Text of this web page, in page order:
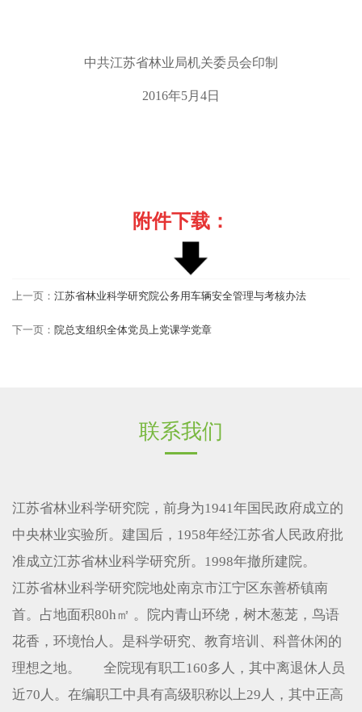
中共江苏省林业局机关委员会印制
2016年5月 4日
附件下载：
上一页： 江苏省林业科学研究院公务用车辆安全管理与考核办法
下一页： 院总支组织全体党员上党课学党章
联系我们
江苏省林业科学研究院，前身为1941年国民政府成立的
中央林业实验所。建国后，1958年经江苏省人民政府批
准成立江苏省林业科学研究所。1998年撤所建院。
江苏省林业科学研究院地处南京市江宁区东善桥镇南
首。占地面积80h㎡ 。院内青山环绕，树木葱茏，鸟语
花香，环境怡人。是科学研究、教育培训、科普休闲的
理想之地。 全院现有职工160多人，其中离退休人员
近70人。在编职工中具有高级职称以上29人，其中正高